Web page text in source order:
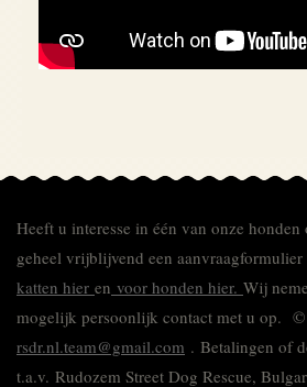
Heeft u interesse in één van onze
geheel vrijblijvend een
katten hier en voor honden hier. Wij
mogelijk persoonlijk contact met u op.
rsdr.nl.team@gmail.com . Betalingen of
t.a.v. Rudozem Street Dog Rescue,